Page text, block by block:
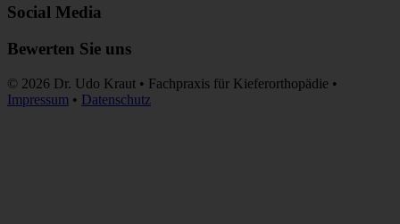
Social Media
Bewerten Sie uns
© 2026 Dr. Udo Kraut • Fachpraxis für Kieferorthopädie •
Impressum • Datenschutz